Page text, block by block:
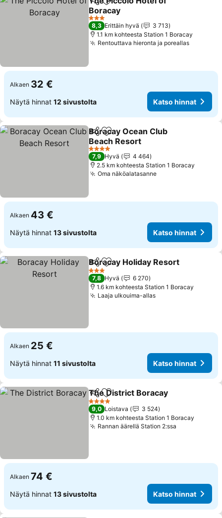
Jaa Lisää suosikkeihin
Boracay
3 Tähtiluokitus
8,3 Erittäin hyvä
3 713
1.1 km kohteesta Station 1 Boracay
Rentouttava hieronta ja poreallas
Alkaen 32 €
Näytä hinnat 12 sivustolta Katso hinnat
Jaa Lisää suosikkeihin
Boracay Ocean Club
Beach Resort
4 Tähtiluokitus
7,9 Hyvä
4 464
2.5 km kohteesta Station 1 Boracay
Oma näköalatasanne
Alkaen 43 €
Näytä hinnat 13 sivustolta Katso hinnat
Jaa Lisää suosikkeihin
Boracay Holiday Resort
3 Tähtiluokitus
7,8 Hyvä
6 270
1.6 km kohteesta Station 1 Boracay
Laaja ulkouima-allas
Alkaen 25 €
Näytä hinnat 11 sivustolta Katso hinnat
Jaa Lisää suosikkeihin
The District Boracay
4 Tähtiluokitus
9,0 Loistava
3 524
1.0 km kohteesta Station 1 Boracay
Rannan äärellä Station 2:ssa
Alkaen 74 €
Näytä hinnat 13 sivustolta Katso hinnat